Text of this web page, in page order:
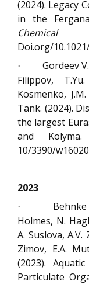
(2024). Legacy
in the
Doi.org/
·
Gordeev
Filippov,
Kosmenko, J.M.
Tank. (2024).
the largest
and
10/3390/
2023
·
Behnke
Holmes, N.
A. Suslova,
Zimov, E.A.
(2023).
Particulate